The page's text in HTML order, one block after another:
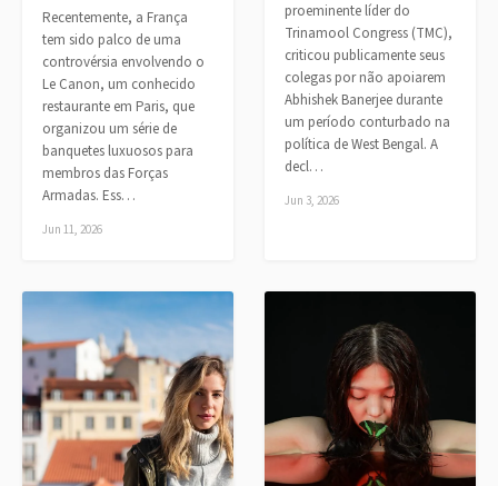
Recentemente, a França
tem sido palco de uma
controvérsia envolvendo o
Le Canon, um conhecido
restaurante em Paris, que
organizou um série de
banquetes luxuosos para
membros das Forças
Armadas. Ess…
Jun 11, 2026
proeminente líder do
Trinamool Congress (TMC),
criticou publicamente seus
colegas por não apoiarem
Abhishek Banerjee durante
um período conturbado na
política de West Bengal. A
decl…
Jun 3, 2026